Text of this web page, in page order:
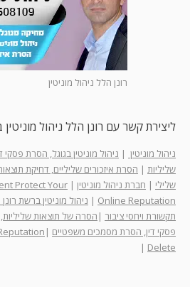
רונן הלל ניהול מוניטין
ליצירת קשר עם רונן הלל ניהול
ניהול מוניטין | ניהול מוניטין בגוגל, הסרת
שליליות | הסרת איזכורים שליליים, דחיקת
שלילי | חברת ניהול מוניטין |
Protect Your
Online Reputation
| ניהול מוניטין ברשת
תקשורת ויחסי ציבור | הסרה של תוצאות שליליות,
פסקי דין, הסרת מסמכים משפטיים |
Delete
|